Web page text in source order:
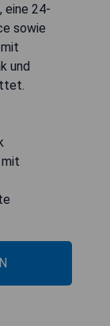
eine 24-
sowie
und